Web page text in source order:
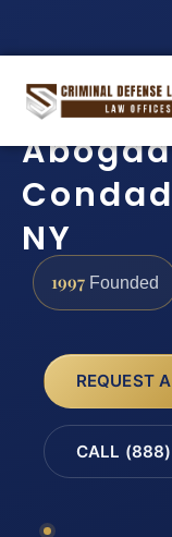
NY
1997 Founded
REQUEST
CALL